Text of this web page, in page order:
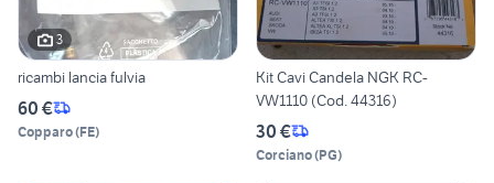
3
ricambi lancia fulvia
60 €
Copparo(FE)
Kit Cavi Candela NGK RC-
VW1110 (Cod. 44316)
30 €
Corciano(PG)